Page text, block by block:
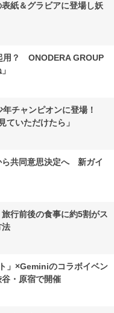
紙＆グラビアに登場し妖
用？ ONODERA GROUP
チャンピオンに登場！
ていただけたら」
ら共同意思決定へ 新ガイ
旅行前後の食事に約5割がス
法
」×Geminiのコラボイベン
谷・原宿で開催